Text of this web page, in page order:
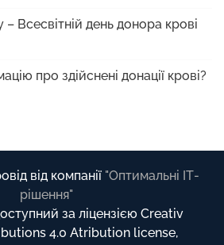
Всесвітній день донора крові
про здійснені донації крові?
від компанії "Оптимальні ІТ-
рішення"
за ліцензією Creativ
4.0 Atribution license,